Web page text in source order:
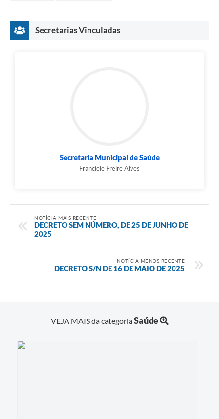
Secretarias Vinculadas
Secretaria Municipal de Saúde
Franciele Freire Alves
NOTÍCIA MAIS RECENTE
DECRETO SEM NÚMERO, DE 25 DE JUNHO DE
2025
NOTÍCIA MENOS RECENTE
DECRETO S/N DE 16 DE MAIO DE 2025
VEJA MAIS da categoriaSaúde